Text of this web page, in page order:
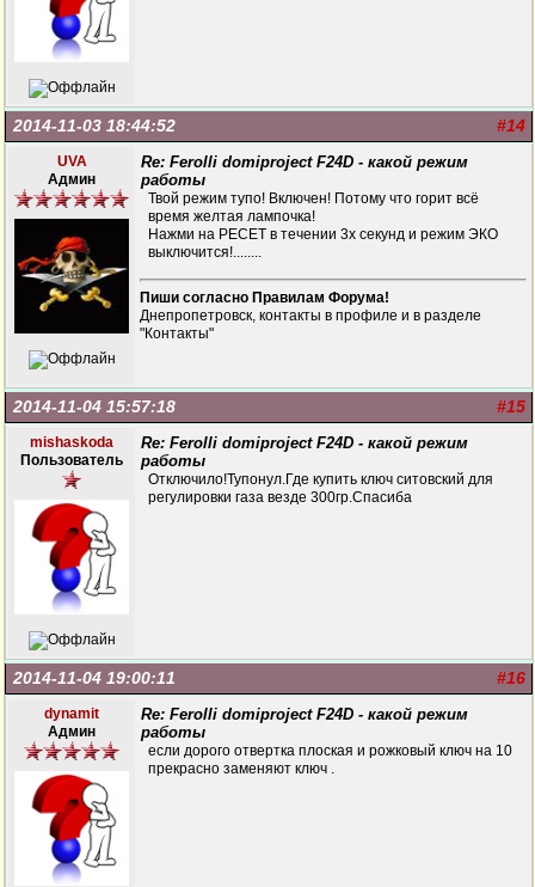
#14
2014-11-03 18:44:52
UVA
Админ
Re: Ferolli domiproject F24D - какой режим
работы
Твой режим тупо! Включен! Потому что горит всё
время желтая лампочка!
Нажми на РЕСЕТ в течении 3х секунд и режим ЭКО
выключится!........
Пиши согласно Правилам Форума!
Днепропетровск, контакты в профиле и в разделе
"Контакты"
#15
2014-11-04 15:57:18
mishaskoda
Пользователь
Re: Ferolli domiproject F24D - какой режим
работы
Отключило!Тупонул.Где купить ключ ситовский для
регулировки газа везде 300гр.Спасиба
#16
2014-11-04 19:00:11
dynamit
Админ
Re: Ferolli domiproject F24D - какой режим
работы
если дорого отвертка плоская и рожковый ключ на 10
прекрасно заменяют ключ .